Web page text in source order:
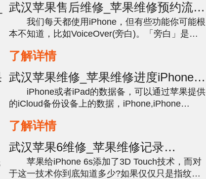
武汉苹果售后维修_苹果维修预约流程
iPhone里的设置
我们每天都使用iPhone，但有些功能你可能根
本不知道，比如VoiceOver(旁白)。「旁白」是一
人用户看不见屏幕的情况下，可以读出iPh...
了解详情
武汉苹果维修_苹果维修进度iPhone实
用小功能
iPhone或者iPad的数据备，可以通过苹果提供
的iCloud备份设备上的数据，iPhone,iPhone
们备份数据。 使用iCloud备份数据 ...
了解详情
武汉苹果6维修_苹果维修记录
iPhone6s隐藏的功能
苹果给iPhone 6s添加了3D Touch技术，而对
于这一技术你到底知道多少?如果仅仅只是指纹解